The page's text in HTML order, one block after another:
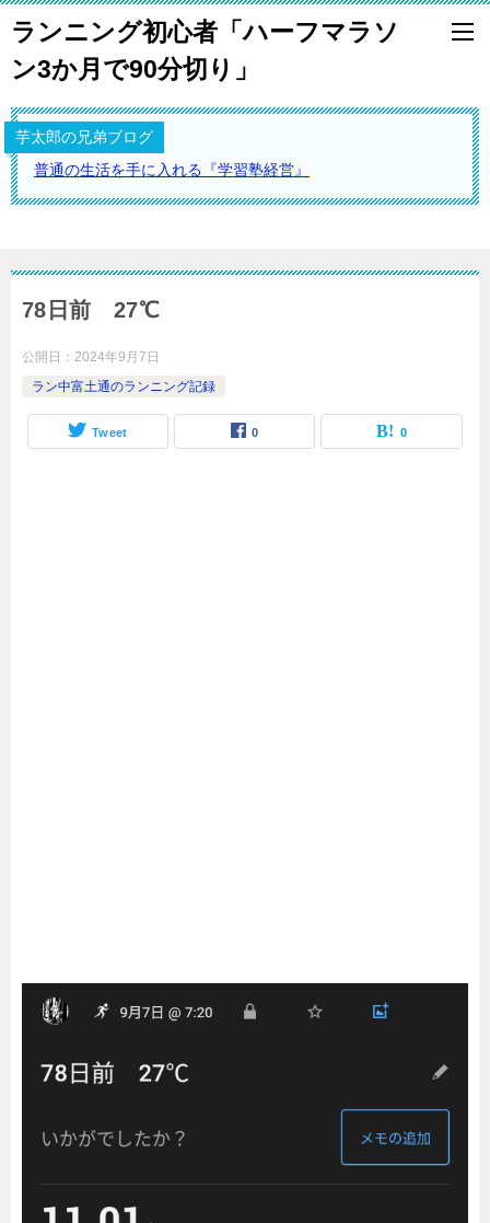
ランニング初心者「ハーフマラソ
ン3か月で90分切り」
芋太郎の兄弟ブログ
普通の生活を手に入れる『学習塾経営』
78日前 27℃
公開日： 2024年9月7日
ラン中富土通のランニング記録
Tweet 0 0